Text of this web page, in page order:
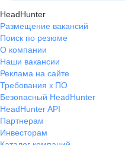
HeadHunter
Размещение вакансий
Поиск по резюме
О компании
Наши вакансии
Реклама на сайте
Требования к ПО
Безопасный HeadHunter
HeadHunter API
Партнерам
Инвесторам